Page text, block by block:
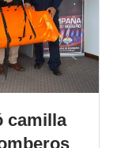
camilla